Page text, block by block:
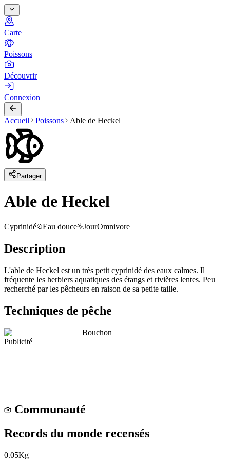
Carte
Poissons
Découvrir
Connexion
Accueil Poissons Able de Heckel
Partager
Able de Heckel
Cyprinidé Eau douce JourOmnivore
Description
L'able de Heckel est un très petit cyprinidé des eaux calmes. Il
fréquente les herbiers aquatiques des étangs et rivières lentes. Peu
recherché par les pêcheurs en raison de sa petite taille.
Techniques de pêche
Bouchon
Publicité
Communauté
Records du monde recensés
0.05Kg